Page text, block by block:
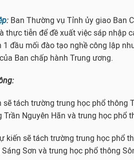
: Ban Thường vụ Tỉnh ủy giao Ban
thực tiễn để đề xuất việc sáp nhập
đầu mối đào tạo nghề công lập
Ban chấp hành Trung ương.
tách trường trung học phổ thông
Nguyên Hãn và trung học phổ
kiến sẽ tách trường trung học phổ
Sơn và trung học phổ thông